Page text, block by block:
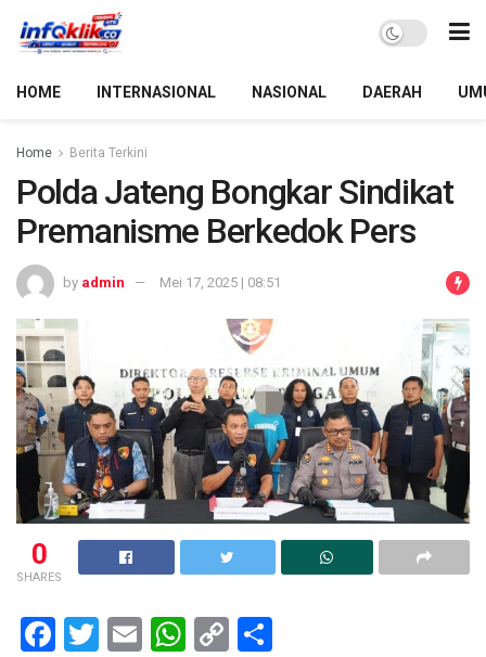
HOME INTERNASIONAL NASIONAL DAERAH
Home Berita Terkini
Polda Jateng Bongkar Sindikat
Premanisme Berkedok Pers
by admin Mei 17, 2025 | 08:51
0
SHARES
F
T
E
W C